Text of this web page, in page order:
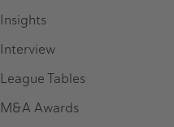
Insights
Interview
League Tables
M&A Awards